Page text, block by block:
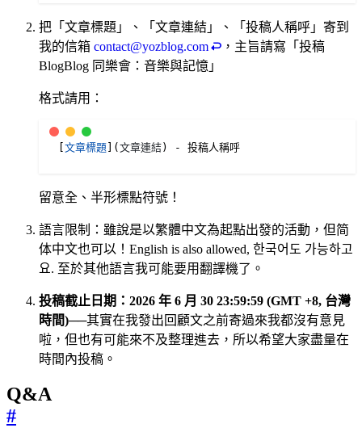
把「文章標題」、「文章連結」、「投稿人稱呼」寄到
我的信箱 contact@yozblog.com
，主旨請寫「投稿
BlogBlog 同樂會：音樂與記憶」
格式請用：
文章標題 ]( 文章連結) - 投稿人稱呼
留意全、半形標點符號！
語言限制：雖說是以繁體中文為起點出發的活動，但简
体中文也可以！English is also allowed, 한국어도 가능하고
요. 至於其他語言我可能要用翻譯機了。
投稿截止日期：2026 年 6 月 30 23:59:59 (GMT +8, 台灣
時間)──其實在我發出回顧文之前寄過來我都沒有意見
啦，但也有可能來不及整理進去，所以希望大家盡量在
時間內投稿。
Q&A
#